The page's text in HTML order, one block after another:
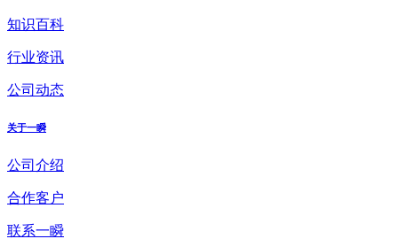
知识百科
行业资讯
公司动态
关于一瞬
公司介绍
合作客户
联系一瞬